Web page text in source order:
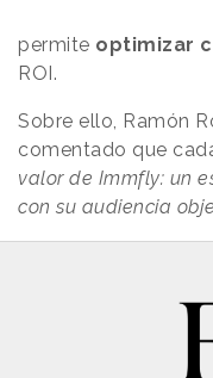
permite optimizar
ROI.
Sobre ello, Ramón
comentado que
valor de Immfly: un
con su audiencia